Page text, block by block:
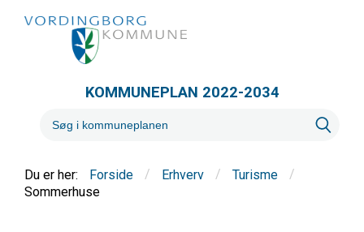
KOMMUNEPLAN 2022-2034
Forside / Erhverv / Turisme
/
Sommerhuse